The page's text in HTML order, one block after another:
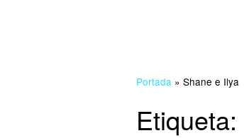
Portada » Shane e Ilya
Etiqueta: